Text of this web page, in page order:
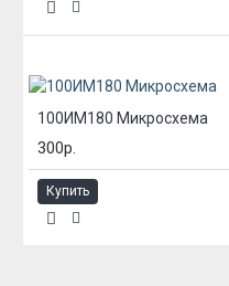
100ИМ180 Микросхема
300р.
Купить